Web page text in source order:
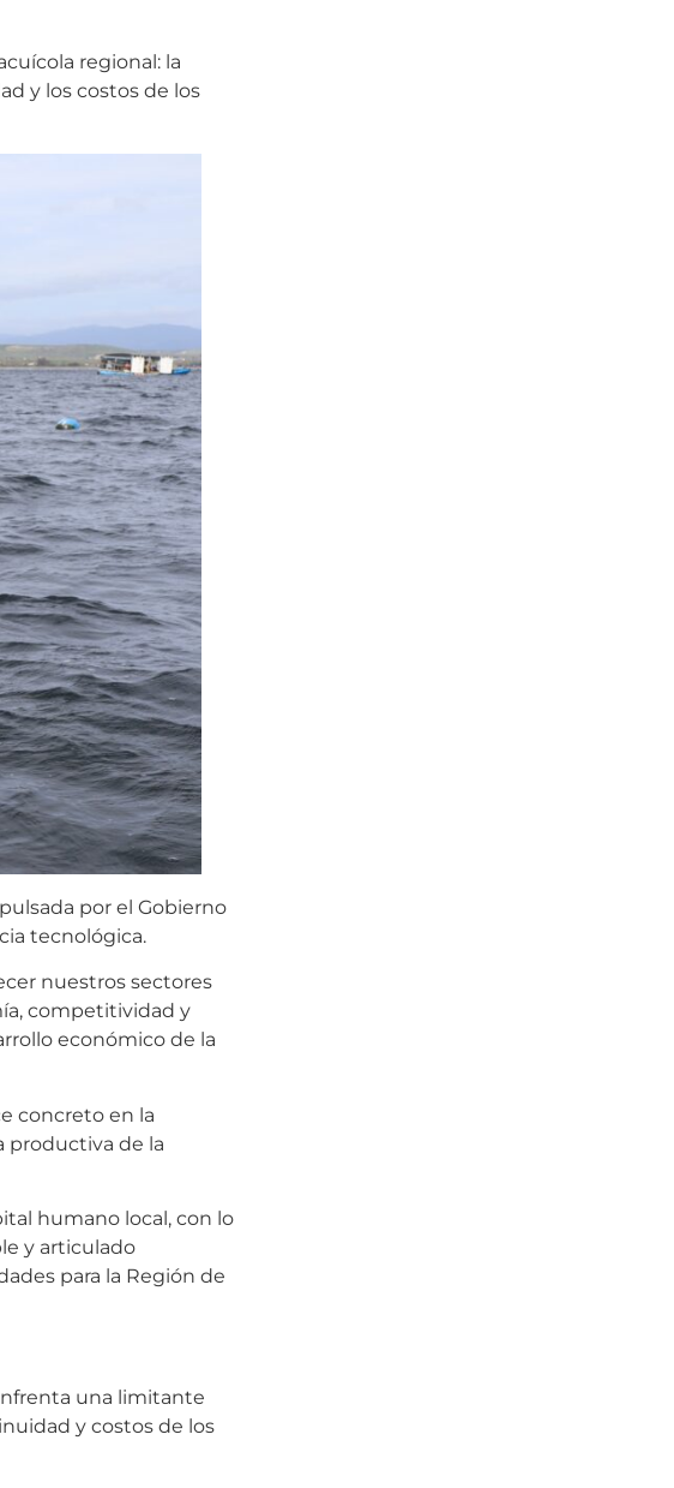
regional: la
y los costos de los
por el Gobierno
tecnológica.
nuestros sectores
competitividad y
económico de la
concreto en la
productiva de la
humano local, con lo
y articulado
para la Región de
una limitante
y costos de los